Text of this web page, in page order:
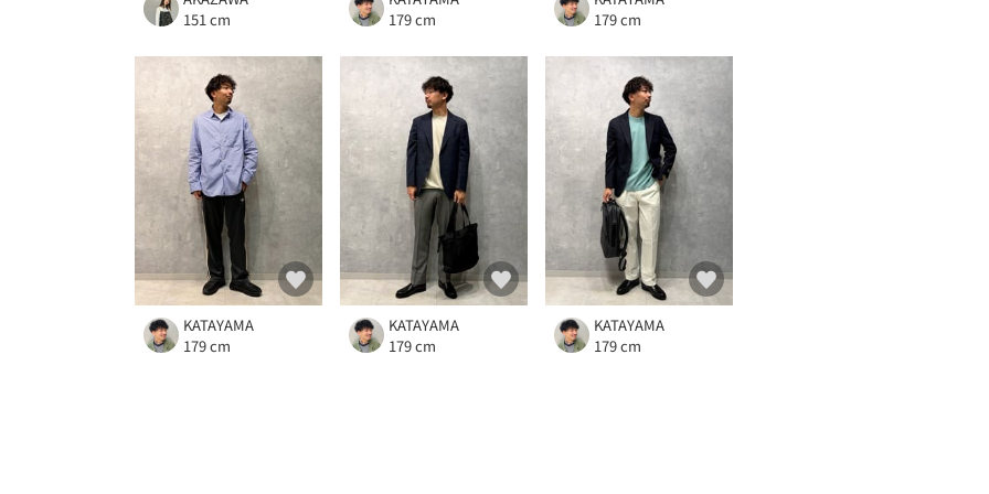
151 cm
179 cm
179 cm
KATAYAMA
179 cm
KATAYAMA
179 cm
KATAYAMA
179 cm